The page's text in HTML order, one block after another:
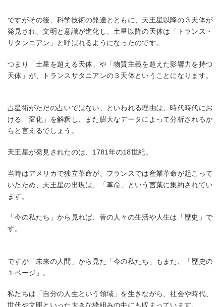
ですがその後、科学技術の発達とともに、天王星以降の３天体が
発見され、文明と意識が進化し、土星以降の天体は「トランス・
サタンニアン」と呼ばれるようになったのです。
つまり「土星を超える天体」や「物質主義を超えた影響力を持つ
天体」が、トランスサタニアンの３天体ということになります。
占星術がただの占いではない、といわれる理由は、時代時代にお
ける「変化」を解釈し、また膨大なデータによって分析されるか
らと言えるでしょう。
天王星が発見されたのは、1781年の18世紀。
当時はアメリカで独立革命が、フランスでは産業革命が起こって
いたため、天王星の出現は、「革命」という言葉に集約されてい
ます。
「今の私たち」から見れば、昔の人々の生活や人生は「歴史」で
す。
ですが「未来の人間」から見た「今の私たち」もまた、「歴史の
１ページ」。
私たちは「自分の人生という領域」を生きながら、社会や時代、
世代や文明といった大きな枠組みの中にも収まっています。